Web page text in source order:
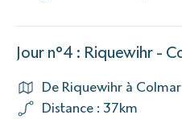
Jour n°4 : Riquewihr -
De Riquewihr à Colmar
Distance : 37km